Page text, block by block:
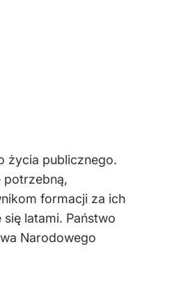
życia publicznego.
potrzebną,
formacji za ich
latami. Państwo
Narodowego